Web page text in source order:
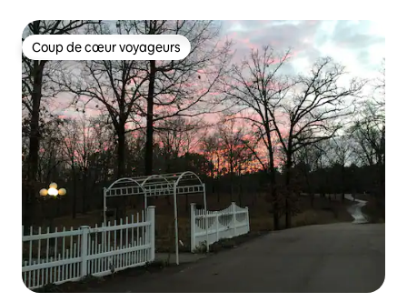
Coup de cœur voyageurs
Coup de cœur voyageurs